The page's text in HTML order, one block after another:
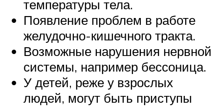
температуры тела.
Появление проблем в работе
желудочно-кишечного тракта.
Возможные нарушения нервной
системы, например бессоница.
У детей, реже у взрослых
людей, могут быть приступы